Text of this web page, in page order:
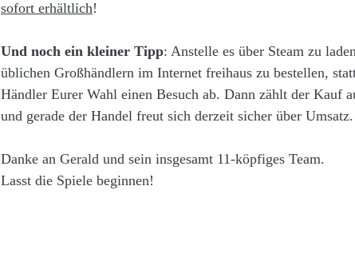
sofort erhältlich!
Und noch ein kleiner Tipp: Anstelle es über Steam zu
üblichen Großhändlern im Internet freihaus zu bestellen,
Händler Eurer Wahl einen Besuch ab. Dann zählt der Kauf
und gerade der Handel freut sich derzeit sicher über Umsatz.
Danke an Gerald und sein insgesamt 11-köpfiges Team.
Lasst die Spiele beginnen!